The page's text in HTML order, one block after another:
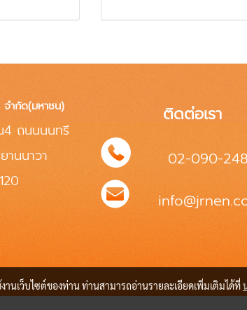
จำกัด(มหาชน)
4 ถนนนนทรี
านนาวา
ติดต่อเรา
02-090-
นเว็บไซต์ของท่าน ท่านสามารถอ่านรายละเอียดเพิ่มเติมได้ที่